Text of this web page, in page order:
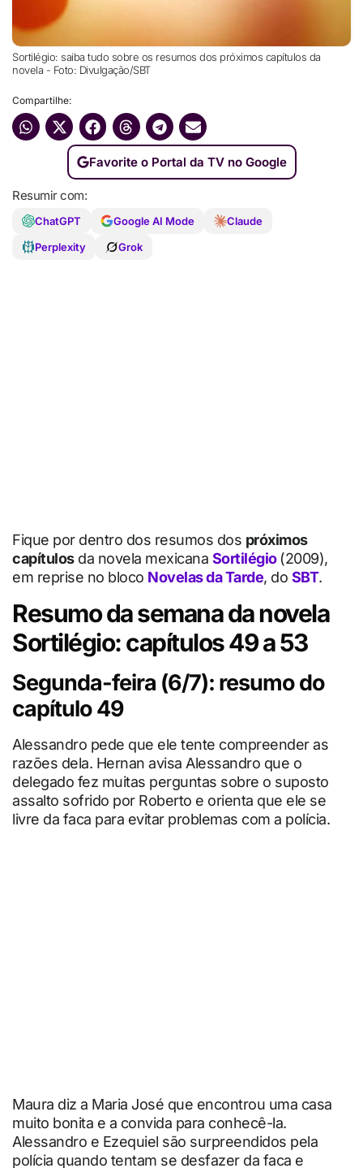
Sortilégio: saiba tudo sobre os resumos dos próximos capítulos da
novela - Foto: Divulgação/SBT
Compartilhe:
Favorite o Portal da TV no Google
Resumir com:
ChatGPT Google AI Mode
Claude
Perplexity
Grok
Fique por dentro dos resumos dos próximos
capítulosda novela mexicana Sortilégio (2009),
em reprise no bloco Novelas da Tarde, do SBT.
Resumo da semana da novela
Sortilégio: capítulos 49 a 53
Segunda-feira (6/7): resumo do
capítulo 49
Alessandro pede que ele tente compreender as
razões dela. Hernan avisa Alessandro que o
delegado fez muitas perguntas sobre o suposto
assalto sofrido por Roberto e orienta que ele se
livre da faca para evitar problemas com a polícia.
Maura diz a Maria José que encontrou uma casa
muito bonita e a convida para conhecê-la.
Alessandro e Ezequiel são surpreendidos pela
polícia quando tentam se desfazer da faca e